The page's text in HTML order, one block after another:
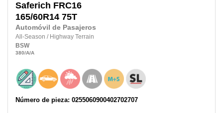
Saferich FRC16
165/60R14 75T
Automóvil de Pasajeros
All-Season / Highway Terrain
BSW
380/A/A
Número de pieza: 0255060900402702707